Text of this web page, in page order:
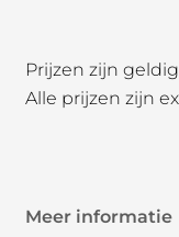
Prijzen zijn
Alle prijzen zijn
Meer informatie